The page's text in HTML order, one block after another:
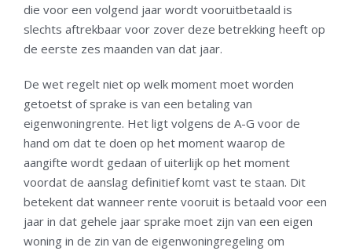
die voor een volgend jaar wordt vooruitbetaald is
slechts aftrekbaar voor zover deze betrekking heeft op
de eerste zes maanden van dat jaar.
De wet regelt niet op welk moment moet worden
getoetst of sprake is van een betaling van
eigenwoningrente. Het ligt volgens de A-G voor de
hand om dat te doen op het moment waarop de
aangifte wordt gedaan of uiterlijk op het moment
voordat de aanslag definitief komt vast te staan. Dit
betekent dat wanneer rente vooruit is betaald voor een
jaar in dat gehele jaar sprake moet zijn van een eigen
woning in de zin van de eigenwoningregeling om